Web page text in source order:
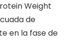
Weight
de
en la fase de